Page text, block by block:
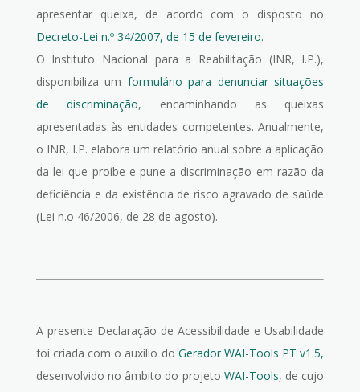
apresentar queixa, de acordo com o disposto no
Decreto-Lei n.º 34/2007, de 15 de fevereiro.
O Instituto Nacional para a Reabilitação (INR, I.P.),
disponibiliza um formulário para denunciar situações
de discriminação, encaminhando as queixas
apresentadas às entidades competentes. Anualmente,
o INR, I.P. elabora um relatório anual sobre a aplicação
da lei que proíbe e pune a discriminação em razão da
deficiência e da existência de risco agravado de saúde
(Lei n.o 46/2006, de 28 de agosto).
A presente Declaração de Acessibilidade e Usabilidade
foi criada com o auxílio do Gerador WAI-Tools PT v1.5,
desenvolvido no âmbito do projeto WAI-Tools, de cujo